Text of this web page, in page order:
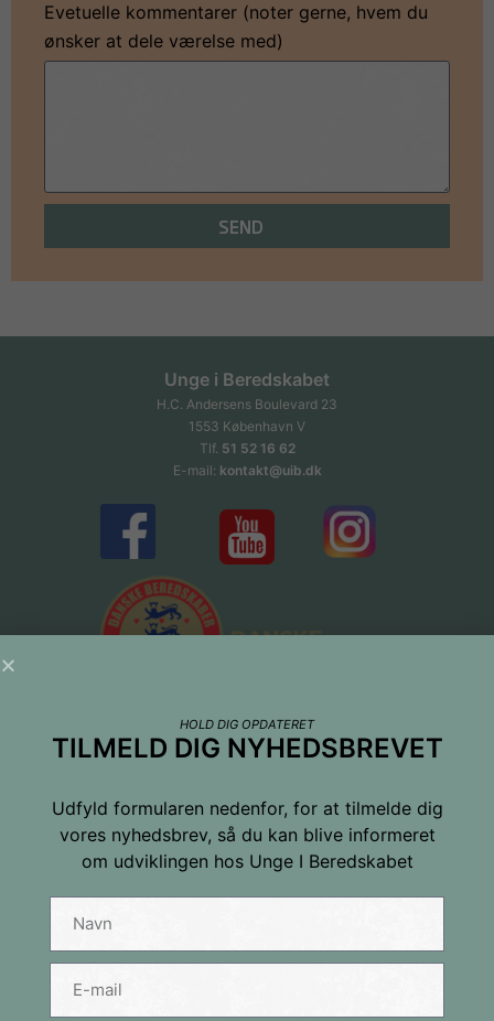
Evetuelle kommentarer (noter gerne, hvem du
ønsker at dele værelse med)
SEND
Unge i Beredskabet
H.C. Andersens Boulevard 23
1553 København V
Tlf. 51 52 16 62
E-mail: kontakt@uib.dk
Tilmeld dig nyhedsbrevet
Navn
HOLD DIG OPDATERET
TILMELD DIG NYHEDSBREVET
Udfyld formularen nedenfor, for at tilmelde dig
vores nyhedsbrev, så du kan blive informeret
om udviklingen hos Unge I Beredskabet